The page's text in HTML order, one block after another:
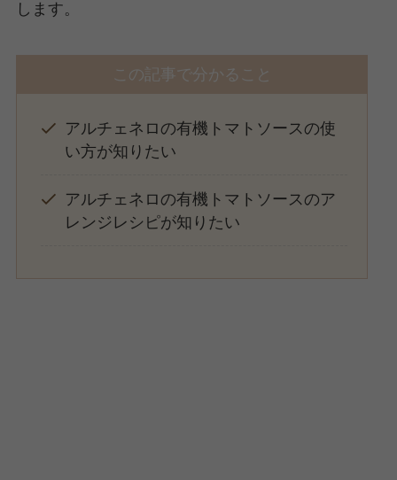
します。
この記事で分かること
アルチェネロの有機トマトソースの使
い方が知りたい
アルチェネロの有機トマトソースのア
レンジレシピが知りたい